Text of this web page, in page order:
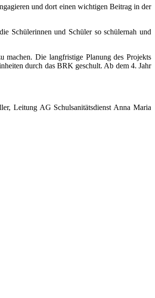
und dort einen wichtigen Beitrag in der
Schülerinnen und Schüler so schülernah und
machen. Die langfristige Planung des Projekts
durch das BRK geschult. Ab dem 4. Jahr
Leitung AG Schulsanitätsdienst Anna Maria